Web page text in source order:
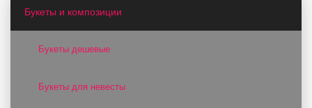
Букеты и композиции
Букеты дешевые
Букеты для невесты